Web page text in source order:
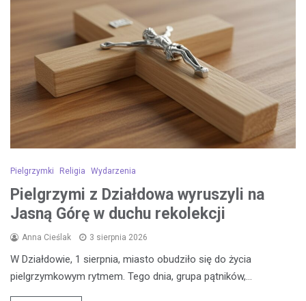
Pielgrzymki Religia Wydarzenia
Pielgrzymi z Działdowa wyruszyli na
Jasną Górę w duchu rekolekcji
Anna Cieślak 3 sierpnia 2026
W Działdowie, 1 sierpnia, miasto obudziło się do życia
pielgrzymkowym rytmem. Tego dnia, grupa pątników,…